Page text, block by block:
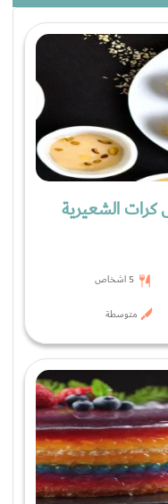
الشعيرية
5 اشخاص
متوسطة